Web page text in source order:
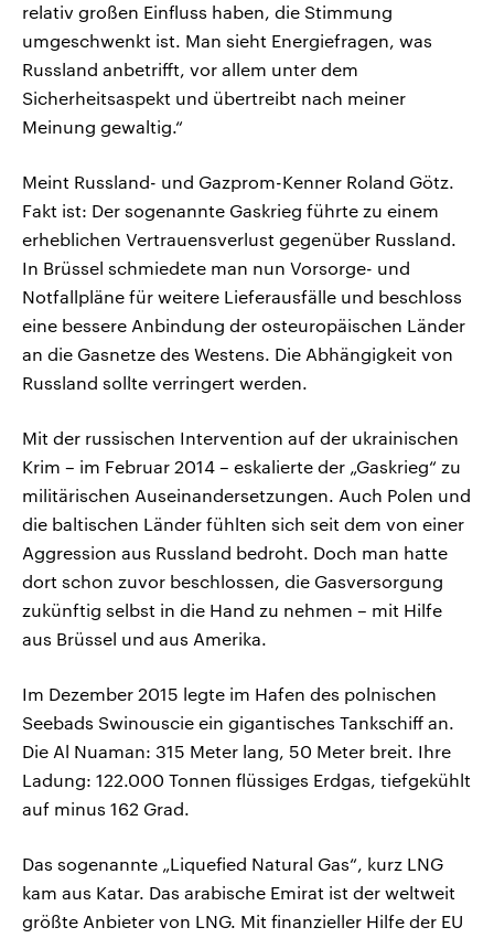
relativ großen Einfluss haben, die Stimmung
umgeschwenkt ist. Man sieht Energiefragen, was
Russland anbetrifft, vor allem unter dem
Sicherheitsaspekt und übertreibt nach meiner
Meinung gewaltig.“
Meint Russland- und Gazprom-Kenner Roland Götz.
Fakt ist: Der sogenannte Gaskrieg führte zu einem
erheblichen Vertrauensverlust gegenüber Russland.
In Brüssel schmiedete man nun Vorsorge- und
Notfallpläne für weitere Lieferausfälle und beschloss
eine bessere Anbindung der osteuropäischen Länder
an die Gasnetze des Westens. Die Abhängigkeit von
Russland sollte verringert werden.
Mit der russischen Intervention auf der ukrainischen
Krim – im Februar 2014 – eskalierte der „Gaskrieg“ zu
militärischen Auseinandersetzungen. Auch Polen und
die baltischen Länder fühlten sich seit dem von einer
Aggression aus Russland bedroht. Doch man hatte
dort schon zuvor beschlossen, die Gasversorgung
zukünftig selbst in die Hand zu nehmen – mit Hilfe
aus Brüssel und aus Amerika.
Im Dezember 2015 legte im Hafen des polnischen
Seebads Swinouscie ein gigantisches Tankschiff an.
Die Al Nuaman: 315 Meter lang, 50 Meter breit. Ihre
Ladung: 122.000 Tonnen flüssiges Erdgas, tiefgekühlt
auf minus 162 Grad.
Das sogenannte „Liquefied Natural Gas“, kurz LNG
kam aus Katar. Das arabische Emirat ist der weltweit
größte Anbieter von LNG. Mit finanzieller Hilfe der EU